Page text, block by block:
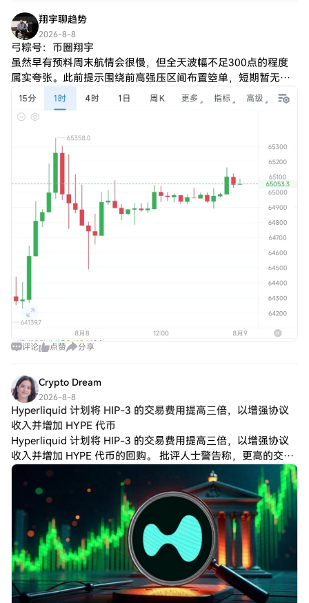
翔宇聊趋势
2026-8-8
弓粽号：币圈翔宇
虽然早有预料周末航情会很慢，但全天波幅不足300点的程度
属实夸张。此前提示围绕前高强压区间布置箜单，短期暂无明
确破局动能，预计还要等到周一航情才会逐步走出方向、兑现
预期。 从当前磐面来看，大饼自低位反
评论 点赞 分享
Crypto Dream
2026-8-8
Hyperliquid 计划将 HIP-3 的交易费用提高三倍，以增强协议
收入并增加 HYPE 代币
Hyperliquid 计划将 HIP-3 的交易费用提高三倍，以增强协议
收入并增加 HYPE 代币的回购。 批评人士警告称，更高的交易
成本可能会降低 HIP-3 的普及率并削弱交易活跃度。 HYPE